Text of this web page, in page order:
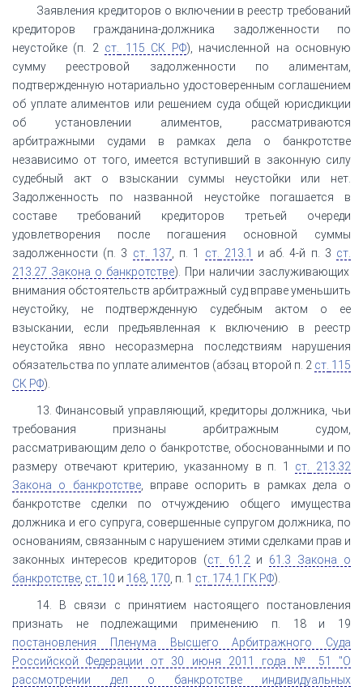
Заявления кредиторов о включении в реестр требований
кредиторов гражданина-должника задолженности по
неустойке (п. 2 ст. 115 СК РФ), начисленной на основную
сумму реестровой задолженности по алиментам,
подтвержденную нотариально удостоверенным соглашением
об уплате алиментов или решением суда общей юрисдикции
об установлении алиментов, рассматриваются
арбитражными судами в рамках дела о банкротстве
независимо от того, имеется вступивший в законную силу
судебный акт о взыскании суммы неустойки или нет.
Задолженность по названной неустойке погашается в
составе требований кредиторов третьей очереди
удовлетворения после погашения основной суммы
задолженности (п. 3 ст. 137 , п. 1 ст. 213.1 и аб. 4-й п. 3 ст.
213.27 Закона о банкротстве). При наличии заслуживающих
внимания обстоятельств арбитражный суд вправе уменьшить
неустойку, не подтвержденную судебным актом о ее
взыскании, если предъявленная к включению в реестр
неустойка явно несоразмерна последствиям нарушения
обязательства по уплате алиментов (абзац второй п. 2 ст. 115
СК РФ).
13. Финансовый управляющий, кредиторы должника, чьи
требования признаны арбитражным судом,
рассматривающим дело о банкротстве, обоснованными и по
размеру отвечают критерию, указанному в п. 1 ст.
213.32
Закона о банкротстве, вправе оспорить в рамках дела о
банкротстве сделки по отчуждению общего имущества
должника и его супруга, совершенные супругом должника, по
основаниям, связанным с нарушением этими сделками прав и
законных интересов кредиторов (ст. 61.2 и 61.3 Закона о
банкротстве ст. 10 и 168 170 , п. 1 ст. 174.1 ГК РФ).
14. В связи с принятием настоящего постановления
признать не подлежащими применению п. 18 и 19
постановления Пленума Высшего Арбитражного Суда
Российской Федерации от 30 июня 2011 года № 51 "О
рассмотрении дел о банкротстве индивидуальных